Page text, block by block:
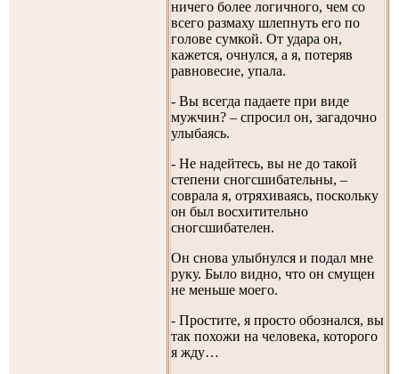
ничего более логичного, чем со
всего размаху шлепнуть его по
голове сумкой. От удара он,
кажется, очнулся, а я, потеряв
равновесие, упала.
- Вы всегда падаете при виде
мужчин? – спросил он, загадочно
улыбаясь.
- Не надейтесь, вы не до такой
степени сногсшибательны, –
соврала я, отряхиваясь, поскольку
он был восхитительно
сногсшибателен.
Он снова улыбнулся и подал мне
руку. Было видно, что он смущен
не меньше моего.
- Простите, я просто обознался, вы
так похожи на человека, которого
я жду…